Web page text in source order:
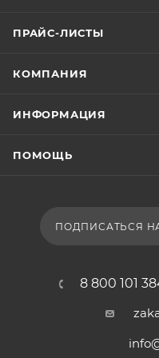
ПРАЙС-ЛИСТЫ
КОМПАНИЯ
ИНФОРМАЦИЯ
ПОМОЩЬ
ПОДПИСАТЬСЯ
8 800 101